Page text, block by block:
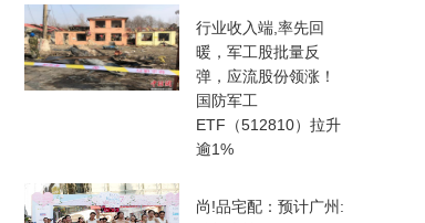
行业收入端,率先回
暖，军工股批量反
弹，应流股份领涨！
国防军工
ETF（512810）拉升
逾1%
尚!品宅配：预计广州: